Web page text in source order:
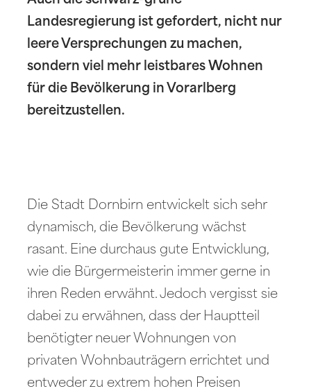
Landesregierung ist gefordert, nicht nur
leere Versprechungen zu machen,
sondern viel mehr leistbares Wohnen
für die Bevölkerung in Vorarlberg
bereitzustellen.
Die Stadt Dornbirn entwickelt sich sehr
dynamisch, die Bevölkerung wächst
rasant. Eine durchaus gute Entwicklung,
wie die Bürgermeisterin immer gerne in
ihren Reden erwähnt. Jedoch vergisst sie
dabei zu erwähnen, dass der Hauptteil
benötigter neuer Wohnungen von
privaten Wohnbauträgern errichtet und
entweder zu extrem hohen Preisen